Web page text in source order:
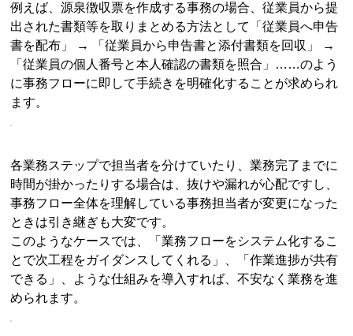
例えば、源泉徴収票を作成する事務の場合、従業員から提
出された書類等を取りまとめる方法として「従業員へ申告
書を配布」 → 「従業員から申告書と添付書類を回収」 →
「従業員の個人番号と本人確認の書類を照合」……のよう
に事務フローに即して手続きを明確化することが求められ
ます。
各業務ステップで担当者を分けていたり、業務完了までに
時間が掛かったりする場合は、抜けや漏れが心配ですし、
事務フロー全体を理解している事務担当者が変更になった
ときは引き継ぎも大変です。
このようなケースでは、「業務フローをシステム化するこ
とで次工程をガイダンスしてくれる」、「作業進捗が共有
できる」、ような仕組みを導入すれば、不安なく業務を進
められます。